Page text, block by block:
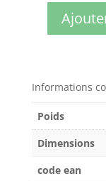
quantité
2012
ROUGE
IXO
1/43
Réf
TR086
Informations
Poids
Dimensions
code ean